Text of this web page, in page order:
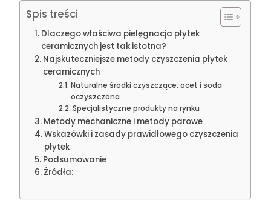
Spis treści
Dlaczego właściwa pielęgnacja płytek
ceramicznych jest tak istotna?
Najskuteczniejsze metody czyszczenia płytek
ceramicznych
Naturalne środki czyszczące: ocet i soda
oczyszczona
Specjalistyczne produkty na rynku
Metody mechaniczne i metody parowe
Wskazówki i zasady prawidłowego czyszczenia
płytek
Podsumowanie
Źródła: